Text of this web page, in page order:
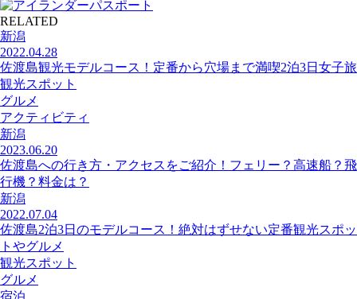
RELATED
新潟
2022.04.28
佐渡島観光モデルコース！定番から穴場まで満喫2泊3日女子旅
観光スポット
グルメ
アクティビティ
新潟
2023.06.20
佐渡島への行き方・アクセスをご紹介！フェリー？高速船？飛
行機？料金は？
新潟
2022.07.04
佐渡島2泊3日のモデルコース！絶対はずせない定番観光スポッ
トやグルメ
観光スポット
グルメ
宿泊